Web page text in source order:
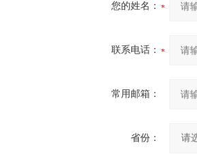
您的姓名：
联系电话：
常用邮箱：
省份：